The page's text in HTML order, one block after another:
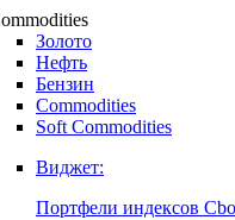
Золото
Нефть
Бензин
Commodities
Soft Commodities
Виджет:
Портфели индексов